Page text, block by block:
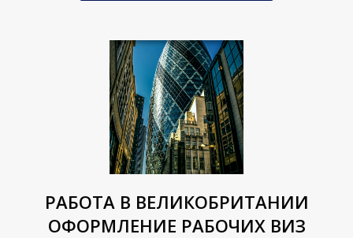
Е
А
РАБОТА В ВЕЛИКОБРИТАНИИ
ОФОРМЛЕНИЕ РАБОЧИХ ВИЗ